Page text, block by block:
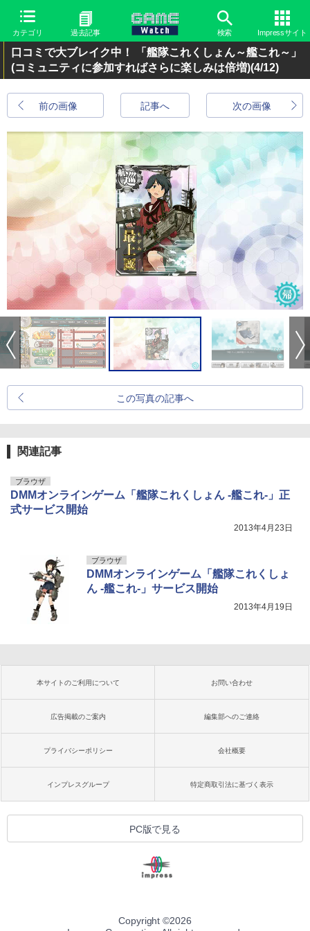
カテゴリ 過去記事 検索 Impressサイト
口コミで大ブレイク中！ 「艦隊これくしょん～艦これ～」
(コミュニティに参加すればさらに楽しみは倍増)(4/12)
前の画像 次の画像
記事へ
この写真の記事へ
関連記事
ブラウザ
DMMオンラインゲーム「艦隊これくしょん -艦これ-」正
式サービス開始
2013年4月23日
ブラウザ
DMMオンラインゲーム「艦隊これくしょ
ん -艦これ-」サービス開始
2013年4月19日
本サイトのご利用について お問い合わせ
広告掲載のご案内 編集部へのご連絡
プライバシーポリシー 会社概要
インプレスグループ 特定商取引法に基づく表示
PC版で見る
Copyright ©2026